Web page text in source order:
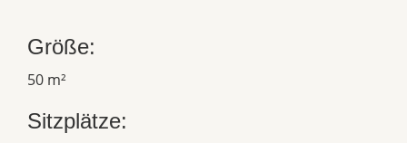
Größe:
50 m²
Sitzplätze: